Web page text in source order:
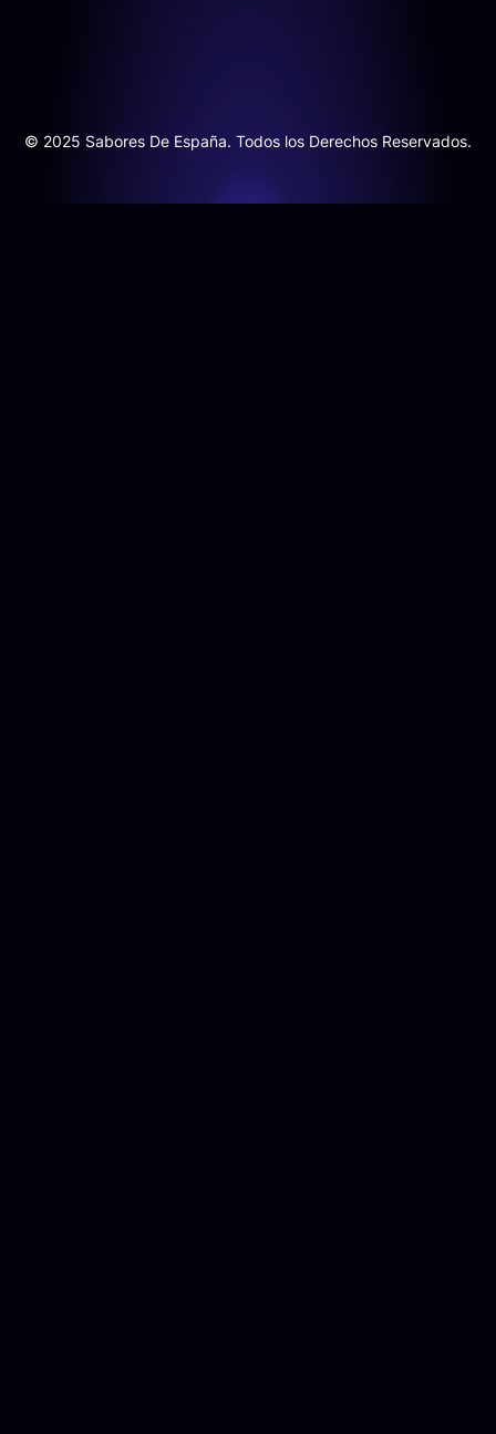
© 2025 Sabores De España. Todos los Derechos Reservados.